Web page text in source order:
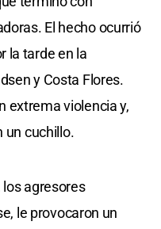
El hecho ocurrió
la tarde en la
y Costa Flores.
extrema violencia y,
un cuchillo.
agresores
le provocaron un